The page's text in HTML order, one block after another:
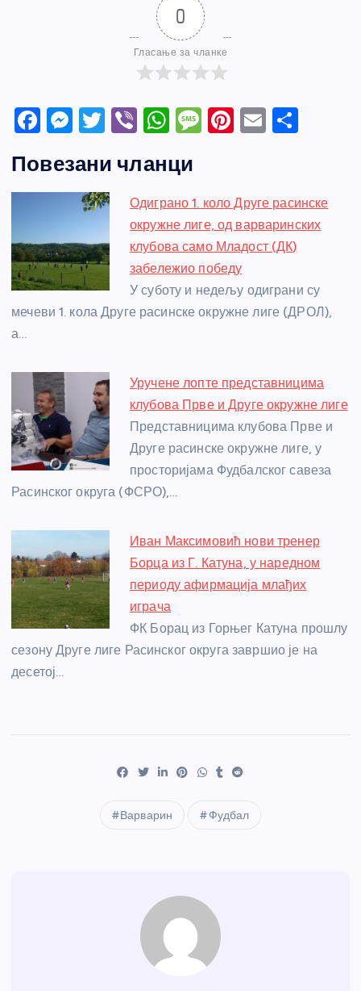
0
Гласање за чланке
F
c
e
b
o
o
k
M
ss
e
n
g
er
T
itt
er
Vi
er
W
at
s
A
p
p
M
a
g
e
Pi
e
st
E
e
Повезани чланци
Одиграно 1. коло Друге расинске
окружне лиге, од варваринских
клубова само Младост (ДК)
забележио победу
У суботу и недељу одиграни су
мечеви 1. кола Друге расинске окружне лиге (ДРОЛ),
а…
Уручене лопте представницима
клубова Прве и Друге окружне лиге
Представницима клубова Прве и
Друге расинске окружне лиге, у
просторијама Фудбалског савеза
Расинског округа (ФСРО),…
Иван Максимовић нови тренер
Борца из Г. Катуна, у наредном
периоду афирмација млађих
играча
ФК Борац из Горњег Катуна прошлу
сезону Друге лиге Расинског округа завршио је на
десетој…
Варварин Фудбал